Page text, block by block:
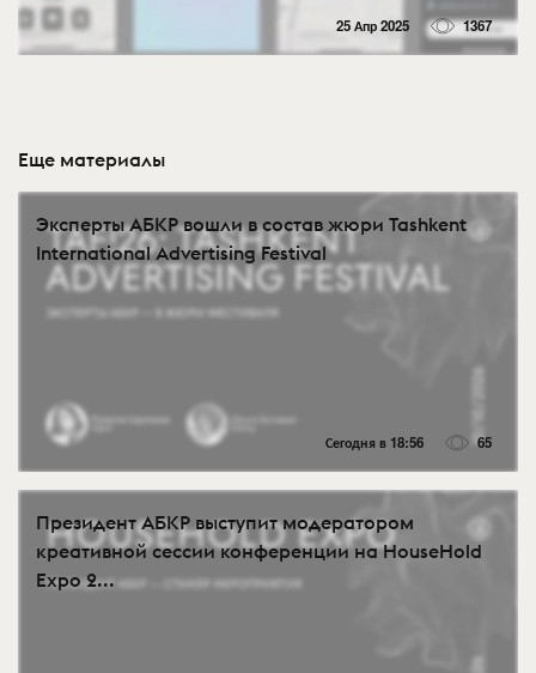
25 Апр 2025 1367
Еще материалы
Эксперты АБКР вошли в состав жюри Tashkent
International Advertising Festival
Сегодня в 18:56 65
Президент АБКР выступит модератором
креативной сессии конференции на HouseHold
Expo 2...